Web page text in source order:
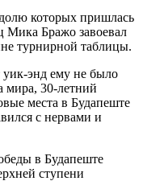
которых пришлась
Мика Бражо завоевал
турнирной таблицы.
уик-энд ему не было
мира, 30-летний
места в Будапеште
с нервами и
в Будапеште
ступени